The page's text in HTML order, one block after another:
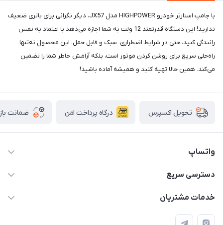
با جامپ استارتر خودرو HIGHPOWER مدل JX57، دیگر نگرانی برای باتری ضعیف
ندارید! این دستگاه قدرتمند 12 ولت به شما اجازه می‌دهد با اعتماد به نفس
رانندگی کنید، حتی در شرایط اضطراری. سبک و قابل حمل، این محصول نه‌تنها
راه‌حلی سریع برای روشن کردن موتور است، بلکه آرامش خاطر شما را تضمین
می‌کند. همین حالا تهیه کنید و همیشه آماده باشید!
تحویل اکسپرس درگاه پرداخت امن ضمانت
واتساپ
09933276933 واتس اپ و اینستاگرام - فقط
دسترسی سریع
حساب کاربری
خدمات مشتریان
قوانین و مقررات